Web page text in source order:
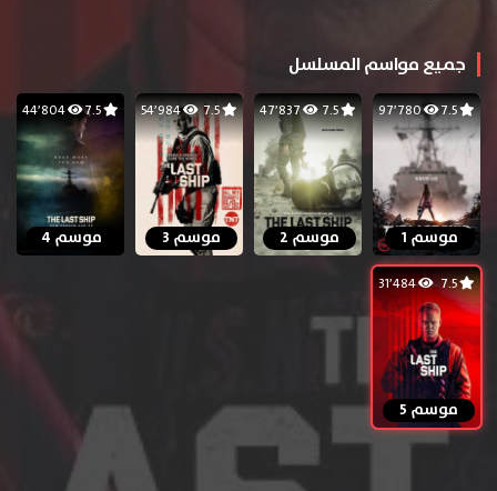
جميع مواسم المسلسل
7.5 97٬780
موسم 1
7.5 47٬837
موسم 2
7.5 54٬984
موسم 3 موسم 4
7.5 31٬484
موسم 5